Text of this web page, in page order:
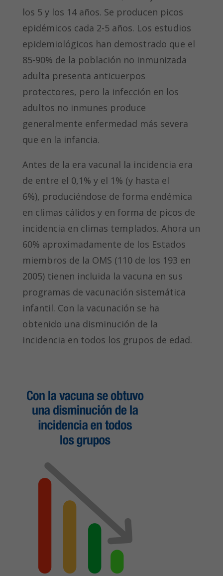
los 5 y los 14 años. Se producen picos
epidémicos cada 2-5 años. Los estudios
epidemiológicos han demostrado que el
85-90% de la población no inmunizada
adulta presenta anticuerpos
protectores, pero la infección en los
adultos no inmunes produce
generalmente enfermedad más severa
que en la infancia.
Antes de la era vacunal la incidencia era
de entre el 0,1% y el 1% (y hasta el
6%), produciéndose de forma endémica
en climas cálidos y en forma de picos de
incidencia en climas templados. Ahora un
60% aproximadamente de los Estados
miembros de la OMS (110 de los 193 en
2005) tienen incluida la vacuna en sus
programas de vacunación sistemática
infantil. Con la vacunación se ha
obtenido una disminución de la
incidencia en todos los grupos de edad.